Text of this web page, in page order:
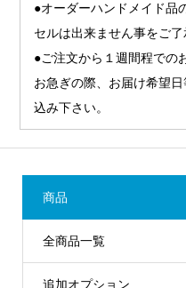
●オーダーハンドメイド品
セルは出来ません事をご了
●ご注文から１週間程での
お急ぎの際、お届け希望
込み下さい。
商品
全商品一覧
追加オプション